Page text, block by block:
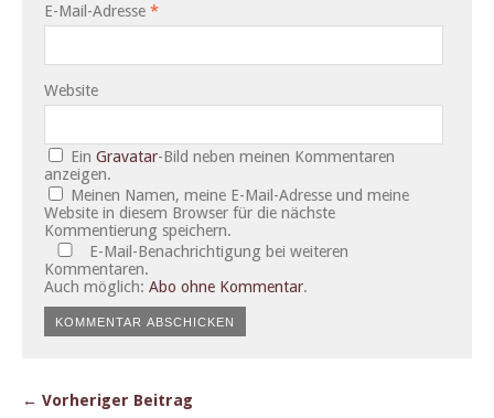
E-Mail-Adresse *
Website
EinGravatar-Bild neben meinen Kommentaren
anzeigen.
Meinen Namen, meine E-Mail-Adresse und meine
Website in diesem Browser für die nächste
Kommentierung speichern.
E-Mail-Benachrichtigung bei weiteren
Kommentaren.
Auch möglich: Abo ohne Kommentar.
← Vorheriger Beitrag